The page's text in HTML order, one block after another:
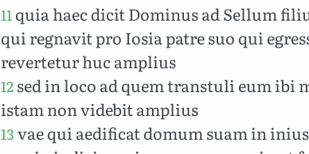
11quia haec dicit Dominus ad Sellum
qui regnavit pro Iosia patre suo qui
revertetur huc amplius
12sed in loco ad quem transtuli eum ibi
istam non videbit amplius
13vae qui aedificat domum suam in